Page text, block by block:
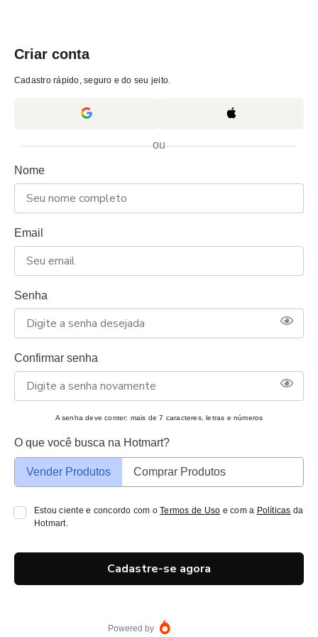
Criar conta
Cadastro rápido, seguro e do seu jeito.
ou
Nome
Email
Senha
Confirmar senha
A senha deve conter: mais de 7 caracteres, letras e números
O que você busca na Hotmart?
Vender Produtos Comprar Produtos
Estou ciente e concordo com oTermos de Uso e com a Políticas da
Hotmart.
Cadastre-se agora
Powered by